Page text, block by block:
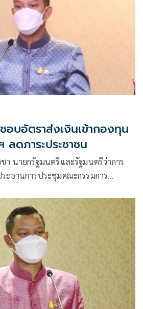
บอัตราส่งเงินเข้ากองทุน
ดภาระประชาชน
การ
ะธานการประชุมคณะกรรมการ